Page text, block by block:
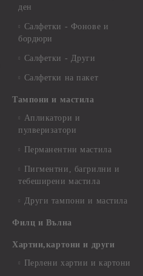
ден
Салфетки - Фонове и
бордюри
Салфетки - Други
Салфетки на пакет
Тампони и мастила
Апликатори и
пулверизатори
Перманентни мастила
Пигментни, багрилни и
тебеширени мастила
Други тампони и мастила
Филц и Вълна
Хартии,картони и други
Перлени хартии и картони